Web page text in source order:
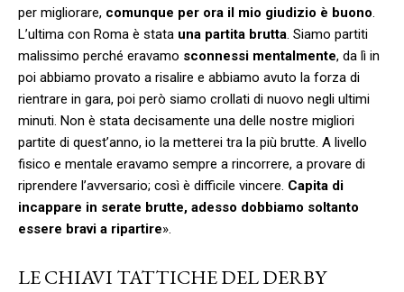
per migliorare, comunque per ora il mio giudizio è buono.
L’ultima con Roma è stata una partita brutta. Siamo partiti
malissimo perché eravamo sconnessi mentalmente, da lì in
poi abbiamo provato a risalire e abbiamo avuto la forza di
rientrare in gara, poi però siamo crollati di nuovo negli ultimi
minuti. Non è stata decisamente una delle nostre migliori
partite di quest’anno, io la metterei tra la più brutte. A livello
fisico e mentale eravamo sempre a rincorrere, a provare di
riprendere l’avversario; così è difficile vincere. Capita di
incappare in serate brutte, adesso dobbiamo soltanto
essere bravi a ripartire».
LE CHIAVI TATTICHE DEL DERBY